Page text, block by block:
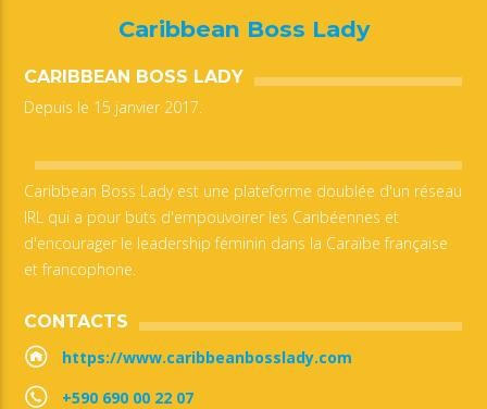
Caribbean Boss Lady
CARIBBEAN BOSS LADY
Depuis le 15 janvier 2017.
Caribbean Boss Lady est une plateforme doublée d'un réseau
IRL qui a pour buts d'empouvoirer les Caribéennes et
d'encourager le leadership féminin dans la Caraïbe française
et francophone.
CONTACTS
https://www.caribbeanbosslady.com
+590 690 00 22 07